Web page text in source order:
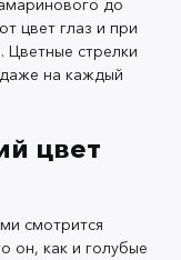
Они
но при этом
то
ярче.
до
цвет глаз и при
стрелки
даже на каждый
цвет
смотрится
он, как и голубые